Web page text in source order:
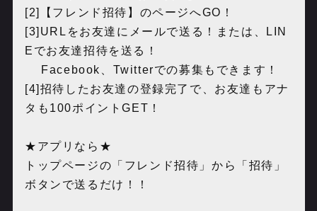
[2]【フレンド招待】のページへGO！
[3]URLをお友達にメールで送る！または、LIN
Eでお友達招待を送る！
Facebook、Twitterでの募集もできます！
[4]招待したお友達の登録完了で、お友達もアナ
タも100ポイントGET！
★アプリなら★
トップページの「フレンド招待」から「招待」
ボタンで送るだけ！！